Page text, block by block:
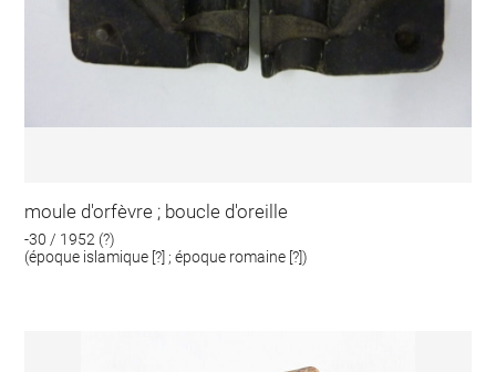
moule d'orfèvre ; boucle d'oreille
-30 / 1952 (?)
(époque islamique [?] ; époque romaine [?])